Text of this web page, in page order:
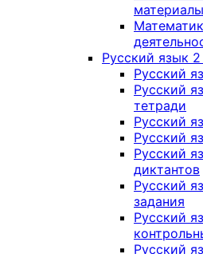
материалы
Русский язык 2
Русский
Русский
тетради
Русский
Русский
Русский
диктантов
Русский
задания
Русский
Русский